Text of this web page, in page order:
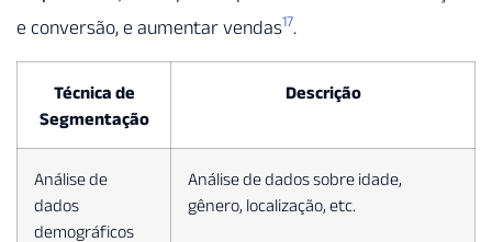
e conversão, e aumentar vendas17.
Técnica de
Segmentação
Descrição
Análise de
dados
demográficos
Análise de dados sobre idade,
gênero, localização, etc.